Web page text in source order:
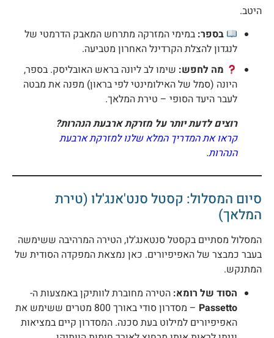
בספר:במימי המזרקה מתרחש המאבק הדרמטי של
לנגדון להצלת הקרדינל האחרון מטביעה.
מה לחפש:שימו לב ליונה בראש האובליסק. בספר,
היונה (סמל של האילומינטי לפי בראון) מפנה את מבטה
לעבר היעד הסופי – טירת המלאך.
רוצים לדעת יותר על מזרקת ארבעת הנהרות?
קראו את המדריך המלא שלנו למזרקת ארבעת
הנהרות.
המסלול: קסטל סנט'אנג'לו (טירת
מסתיים בקסטל סנטאנג'לו, הטירה המרהיבה ששימשה
כמבצר של האפיפיורים. כאן נמצאת המפקדה הסודית של
הסוד של רומא:הטירה מחוברת לוותיקן באמצעות ה-
Passetto
– מסדרון סודי באורך 800 מטרים ששימש את
האפיפיורים למילוט בעת סכנה. המסדרון קיים במציאות